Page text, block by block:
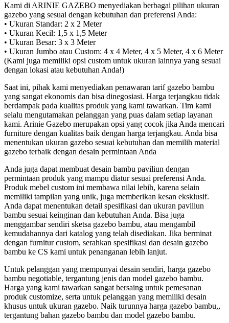
Kami di ARINIE GAZEBO menyediakan berbagai pilihan ukuran
gazebo yang sesuai dengan kebutuhan dan preferensi Anda:
• Ukuran Standar: 2 x 2 Meter
• Ukuran Kecil: 1,5 x 1,5 Meter
• Ukuran Besar: 3 x 3 Meter
• Ukuran Jumbo atau Custom: 4 x 4 Meter, 4 x 5 Meter, 4 x 6 Meter
(Kami juga memiliki opsi custom untuk ukuran lainnya yang sesuai
dengan lokasi atau kebutuhan Anda!)
Saat ini, pihak kami menyediakan penawaran tarif gazebo bambu
yang sangat ekonomis dan bisa dinegosiasi. Harga terjangkau tidak
berdampak pada kualitas produk yang kami tawarkan. Tim kami
selalu mengutamakan pelanggan yang puas dalam setiap layanan
kami. Arinie Gazebo merupakan opsi yang cocok jika Anda mencari
furniture dengan kualitas baik dengan harga terjangkau. Anda bisa
menentukan ukuran gazebo sesuai kebutuhan dan memilih material
gazebo terbaik dengan desain permintaan Anda
Anda juga dapat membuat desain bambu paviliun dengan
permintaan produk yang mampu diatur sesuai preferensi Anda.
Produk mebel custom ini membawa nilai lebih, karena selain
memiliki tampilan yang unik, juga memberikan kesan eksklusif.
Anda dapat menentukan detail spesifikasi dan ukuran paviliun
bambu sesuai keinginan dan kebutuhan Anda. Bisa juga
menggambar sendiri sketsa gazebo bambu, atau mengambil
kemudahannya dari katalog yang telah disediakan. Jika berminat
dengan furnitur custom, serahkan spesifikasi dan desain gazebo
bambu ke CS kami untuk penanganan lebih lanjut.
Untuk pelanggan yang mempunyai desain sendiri, harga gazebo
bambu negotiable, tergantung jenis dan model gazebo bambu.
Harga yang kami tawarkan sangat bersaing untuk pemesanan
produk customize, serta untuk pelanggan yang memiliki desain
khusus untuk ukuran gazebo. Naik turunnya harga gazebo bambu,,
tergantung bahan gazebo bambu dan model gazebo bambu.